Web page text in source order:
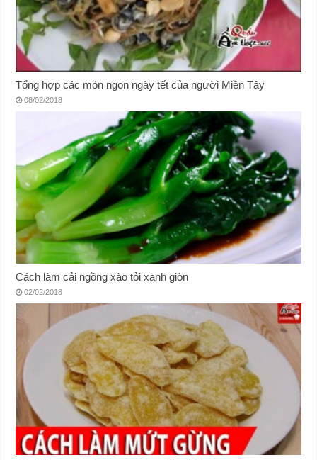
Tổng hợp các món ngon ngày tết của người Miền Tây
08/02/2018
Cách làm cải ngồng xào tỏi xanh giòn
02/02/2018